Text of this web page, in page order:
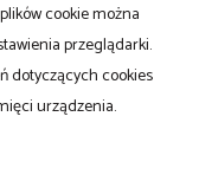
cookie można
przeglądarki.
dotyczących cookies
urządzenia.